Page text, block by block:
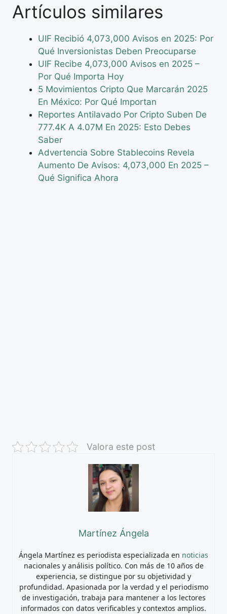
Artículos similares
UIF Recibió 4,073,000 Avisos en 2025: Por
Qué Inversionistas Deben Preocuparse
UIF Recibe 4,073,000 Avisos en 2025 –
Por Qué Importa Hoy
5 Movimientos Cripto Que Marcarán 2025
En México: Por Qué Importan
Reportes Antilavado Por Cripto Suben De
777.4K A 4.07M En 2025: Esto Debes
Saber
Advertencia Sobre Stablecoins Revela
Aumento De Avisos: 4,073,000 En 2025 –
Qué Significa Ahora
Valora este post
Martínez Ángela
Ángela Martínez es periodista especializada en noticias
nacionales y análisis político. Con más de 10 años de
experiencia, se distingue por su objetividad y
profundidad. Apasionada por la verdad y el periodismo
de investigación, trabaja para mantener a los lectores
informados con datos verificables y contextos amplios.